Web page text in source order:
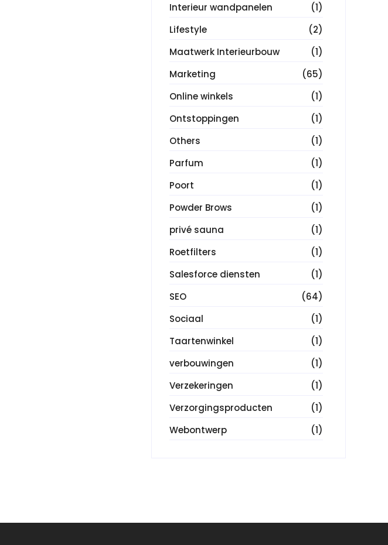
Interieur wandpanelen
(1)
Lifestyle
(2)
Maatwerk Interieurbouw
(1)
Marketing
(65)
Online winkels
(1)
Ontstoppingen
(1)
Others
(1)
Parfum
(1)
Poort
(1)
Powder Brows
(1)
privé sauna
(1)
Roetfilters
(1)
Salesforce diensten
(1)
SEO
(64)
Sociaal
(1)
Taartenwinkel
(1)
verbouwingen
(1)
Verzekeringen
(1)
Verzorgingsproducten
(1)
Webontwerp
(1)